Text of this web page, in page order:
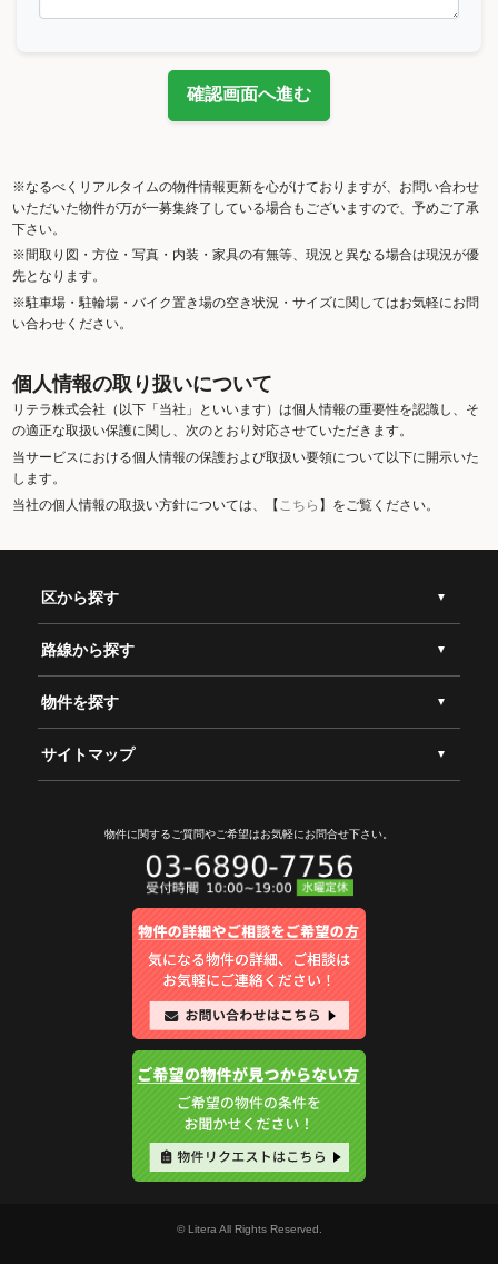
確認画面へ進む
※なるべくリアルタイムの物件情報更新を心がけておりますが、お問い合わせ
いただいた物件が万が一募集終了している場合もございますので、予めご了承
下さい。
※間取り図・方位・写真・内装・家具の有無等、現況と異なる場合は現況が優
先となります。
※駐車場・駐輪場・バイク置き場の空き状況・サイズに関してはお気軽にお問
い合わせください。
個人情報の取り扱いについて
リテラ株式会社（以下「当社」といいます）は個人情報の重要性を認識し、そ
の適正な取扱い保護に関し、次のとおり対応させていただきます。
当サービスにおける個人情報の保護および取扱い要領について以下に開示いた
します。
当社の個人情報の取扱い方針については、【こちら 】をご覧ください。
区から探す
路線から探す
物件を探す
サイトマップ
物件に関するご質問やご希望はお気軽にお問合せ下さい。
© Litera All Rights Reserved.